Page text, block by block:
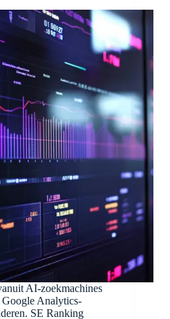
AI-zoekmachines
Analytics-
SE Ranking